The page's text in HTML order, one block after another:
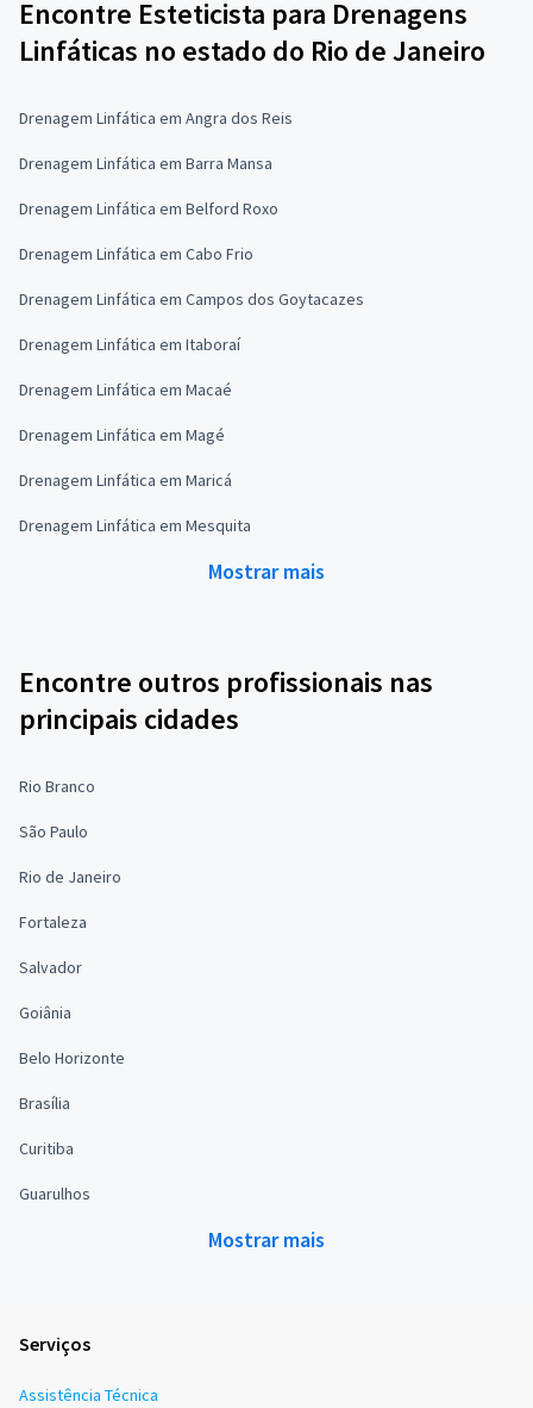
Encontre Esteticista para Drenagens
Linfáticas no estado do Rio de Janeiro
Drenagem Linfática em Angra dos Reis
Drenagem Linfática em Barra Mansa
Drenagem Linfática em Belford Roxo
Drenagem Linfática em Cabo Frio
Drenagem Linfática em Campos dos Goytacazes
Drenagem Linfática em Itaboraí
Drenagem Linfática em Macaé
Drenagem Linfática em Magé
Drenagem Linfática em Maricá
Drenagem Linfática em Mesquita
Mostrar mais
Encontre outros profissionais nas
principais cidades
Rio Branco
São Paulo
Rio de Janeiro
Fortaleza
Salvador
Goiânia
Belo Horizonte
Brasília
Curitiba
Guarulhos
Mostrar mais
Serviços
Assistência Técnica